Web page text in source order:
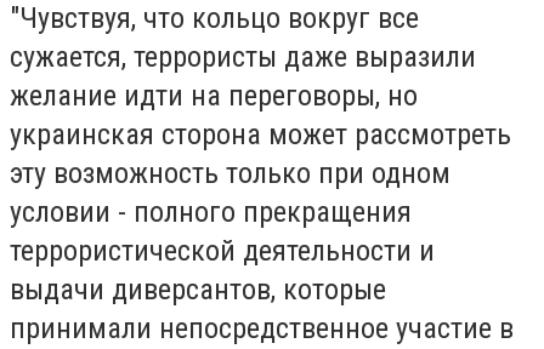
"Чувствуя, что кольцо вокруг все
сужается, террористы даже выразили
желание идти на переговоры, но
украинская сторона может рассмотреть
эту возможность только при одном
условии - полного прекращения
террористической деятельности и
выдачи диверсантов, которые
принимали непосредственное участие в